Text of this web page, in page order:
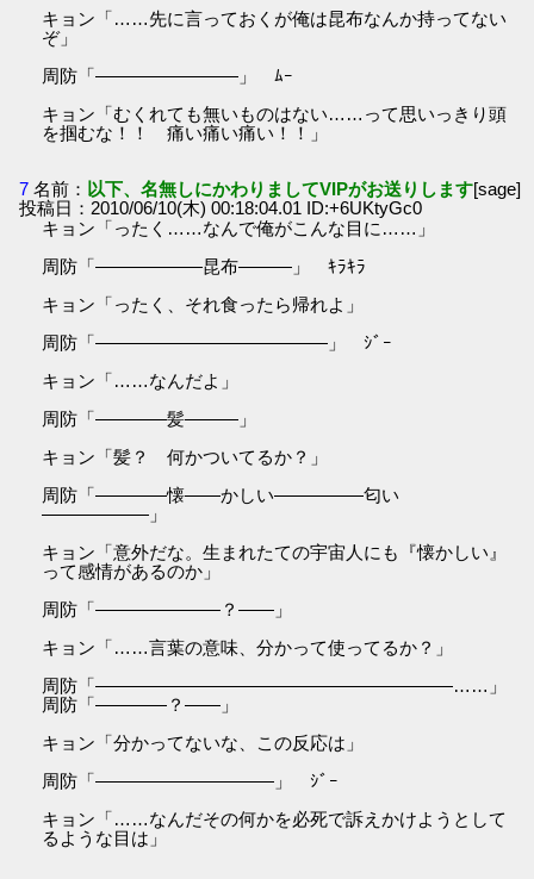
キョン「……先に言っておくが俺は昆布なんか持ってない
ぞ」
周防「――――――――」 ﾑｰ
キョン「むくれても無いものはない……って思いっきり頭
を掴むな！！ 痛い痛い痛い！！」
7 名前： 以下、名無しにかわりましてVIPがお送りします[sage]
投稿日：2010/06/10(木) 00:18:04.01 ID:+6UKtyGc0
キョン「ったく……なんで俺がこんな目に……」
周防「――――――昆布―――」 ｷﾗｷﾗ
キョン「ったく、それ食ったら帰れよ」
周防「―――――――――――――」 ｼﾞｰ
キョン「……なんだよ」
周防「――――髪―――」
キョン「髪？ 何かついてるか？」
周防「――――懐――かしい―――――匂い
――――――」
キョン「意外だな。生まれたての宇宙人にも『懐かしい』
って感情があるのか」
周防「―――――――？――」
キョン「……言葉の意味、分かって使ってるか？」
周防「――――――――――――――――――――……」
周防「――――？――」
キョン「分かってないな、この反応は」
周防「――――――――――」 ｼﾞｰ
キョン「……なんだその何かを必死で訴えかけようとして
るような目は」